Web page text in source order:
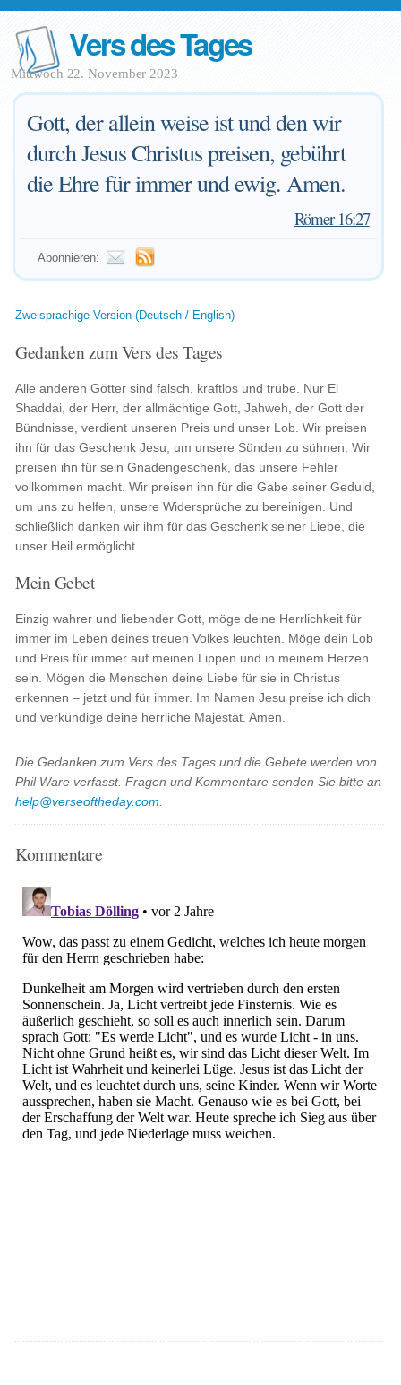
Vers des Tages
Mittwoch 22. November 2023
Gott, der allein weise ist und den wir
durch Jesus Christus preisen, gebührt
die Ehre für immer und ewig. Amen.
—Römer 16:27
Abonnieren:
Zweisprachige Version (Deutsch / English)
Gedanken zum Vers des Tages
Alle anderen Götter sind falsch, kraftlos und trübe. Nur El
Shaddai, der Herr, der allmächtige Gott, Jahweh, der Gott der
Bündnisse, verdient unseren Preis und unser Lob. Wir preisen
ihn für das Geschenk Jesu, um unsere Sünden zu sühnen. Wir
preisen ihn für sein Gnadengeschenk, das unsere Fehler
vollkommen macht. Wir preisen ihn für die Gabe seiner Geduld,
um uns zu helfen, unsere Widersprüche zu bereinigen. Und
schließlich danken wir ihm für das Geschenk seiner Liebe, die
unser Heil ermöglicht.
Mein Gebet
Einzig wahrer und liebender Gott, möge deine Herrlichkeit für
immer im Leben deines treuen Volkes leuchten. Möge dein Lob
und Preis für immer auf meinen Lippen und in meinem Herzen
sein. Mögen die Menschen deine Liebe für sie in Christus
erkennen – jetzt und für immer. Im Namen Jesu preise ich dich
und verkündige deine herrliche Majestät. Amen.
Die Gedanken zum Vers des Tages und die Gebete werden von
Phil Ware verfasst. Fragen und Kommentare senden Sie bitte an
help@verseoftheday.com
Kommentare